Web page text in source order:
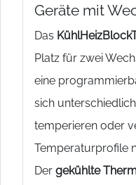
Geräte mit
Das
Platz für zwei
eine
sich
temperieren oder
Temperaturprofile
Der gekühlte